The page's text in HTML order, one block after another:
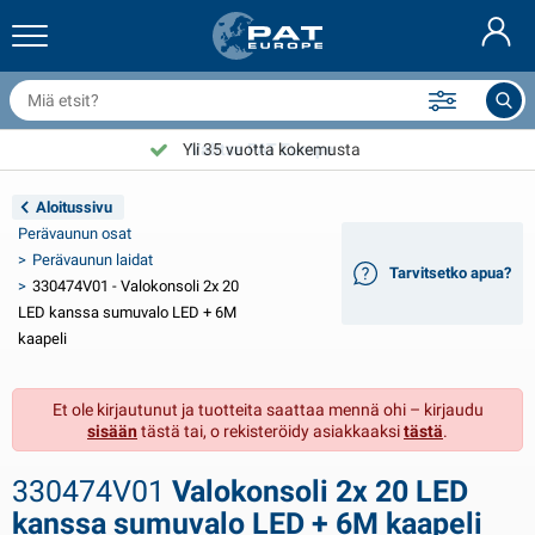
verkot & lisävarusteet
sähkölaitteet
valot
valot Aspöck
LED-valot
sisustus
& uusiutuvat energialähteet
& 24V lisävarusteet
työkalut
& ausuntoauton ulkopuoli
& ausuntoauton sisäinen
kaasu
ja sakkelit
urheilu
ja huolto
lisävarusteet
lisävarusteet
tuotteita
Nederlands
Deutsch
English
Français
Svenska
Norsk
Dansk
Valitse PAT Europe
Yli 35 vuotta kokemusta
Aloitussivu
Perävaunun osat
Perävaunun laidat
330474V01 - Valokonsoli 2x 20
LED kanssa sumuvalo LED + 6M
kaapeli
Tarvitsetko apua?
Et ole kirjautunut ja tuotteita saattaa mennä ohi – kirjaudu
sisään tästä tai, o rekisteröidy asiakkaaksitästä.
330474V01 Valokonsoli 2x 20 LED
kanssa sumuvalo LED + 6M kaapeli